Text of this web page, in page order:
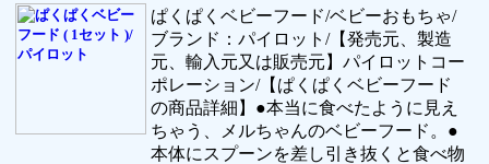
ぱくぱくベビーフード/ベビーおもちゃ/
ブランド：パイロット/【発売元、製造
元、輸入元又は販売元】パイロットコー
ポレーション/【ぱくぱくベビーフード
の商品詳細】●本当に食べたように見え
ちゃう、メルちゃんのベビーフード。●
本体にスプーンを差し引き抜くと食べ物